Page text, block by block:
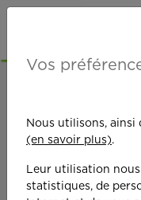
LE CHESNAY-
Vos
Nous utilisons, ainsi
(en savoir plus).
Leur utilisation
statistiques, de